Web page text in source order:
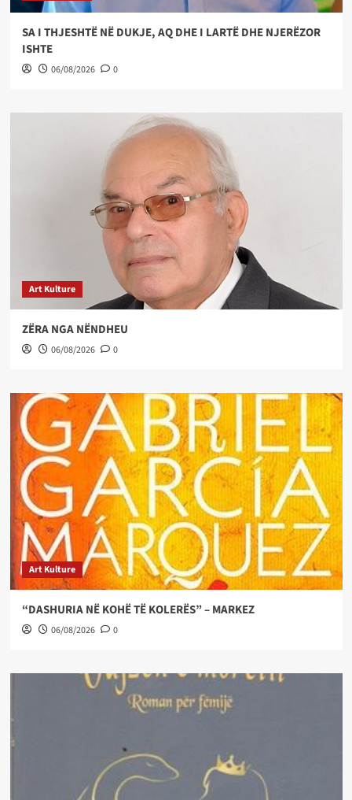
SA I THJESHTË NË DUKJE, AQ DHE I LARTË DHE NJERËZOR
ISHTE
06/08/2026 0
Art Kulture
ZËRA NGA NËNDHEU
06/08/2026 0
Art Kulture
“DASHURIA NË KOHË TË KOLERËS” – MARKEZ
06/08/2026 0